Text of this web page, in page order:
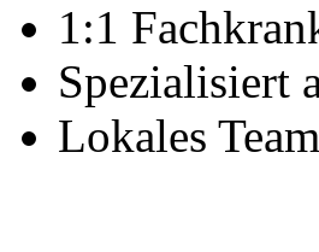
1:1
Spezialisiert
Lokales